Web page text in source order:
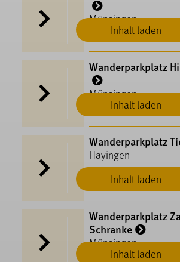
Inhalt laden
Münsingen
Inhalt laden
Wanderparkplatz
Münsingen
Inhalt laden
Wanderparkplatz
Hayingen
Inhalt laden
Wanderparkplatz
Schranke
Münsingen